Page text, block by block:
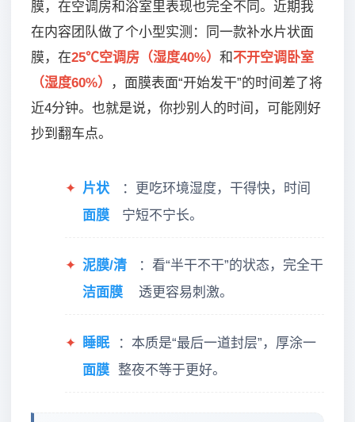
膜，在空调房和浴室里表现也完全不同。近期我
在内容团队做了个小型实测：同一款补水片状面
膜，在25℃空调房（湿度40%） 和不开空调卧室
（湿度60%）
，面膜表面“开始发干”的时间差了将
近4分钟。也就是说，你抄别人的时间，可能刚好
抄到翻车点。
✦ 片状
面膜
：更吃环境湿度，干得快，时间
宁短不宁长。
✦ 泥膜/清
洁面膜
：看“半干不干”的状态，完全干
透更容易刺激。
✦
睡眠
面膜
：本质是“最后一道封层”，厚涂一
整夜不等于更好。